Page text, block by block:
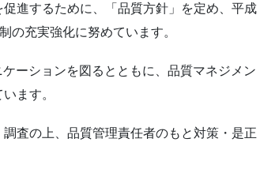
進するために、「品質方針」を定め、平成
の充実強化に努めています。
ーションを図るとともに、品質マネジメン
ます。
査の上、品質管理責任者のもと対策・是正